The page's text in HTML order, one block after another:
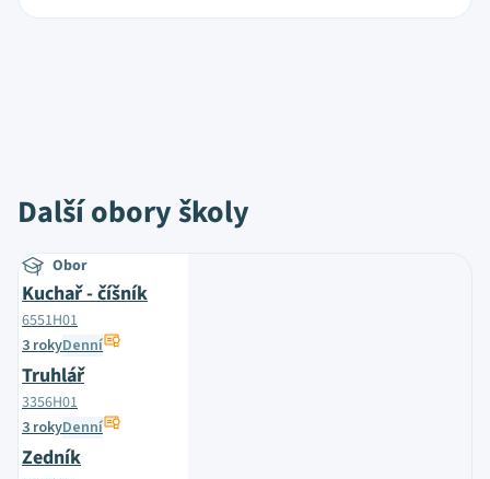
Další obory školy
Obor
Kuchař - číšník
6551H01
3 rokyDenní
Truhlář
3356H01
3 rokyDenní
Zedník